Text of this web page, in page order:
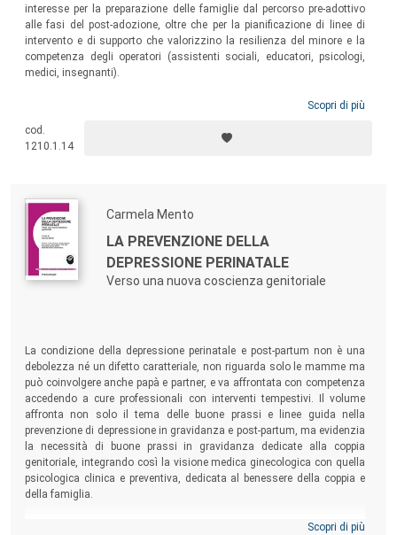
interesse per la preparazione delle famiglie dal percorso pre-adottivo
alle fasi del post-adozione, oltre che per la pianificazione di linee di
intervento e di supporto che valorizzino la resilienza del minore e la
competenza degli operatori (assistenti sociali, educatori, psicologi,
medici, insegnanti).
Scopri di più
cod.
1210.1.14
Carmela Mento
LA PREVENZIONE DELLA
DEPRESSIONE PERINATALE
Verso una nuova coscienza genitoriale
La condizione della depressione perinatale e post-partum non è una
debolezza né un difetto caratteriale, non riguarda solo le mamme ma
può coinvolgere anche papà e partner, e va affrontata con competenza
accedendo a cure professionali con interventi tempestivi. Il volume
affronta non solo il tema delle buone prassi e linee guida nella
prevenzione di depressione in gravidanza e post-partum, ma evidenzia
la necessità di buone prassi in gravidanza dedicate alla coppia
genitoriale, integrando così la visione medica ginecologica con quella
psicologica clinica e preventiva, dedicata al benessere della coppia e
della famiglia.
Scopri di più